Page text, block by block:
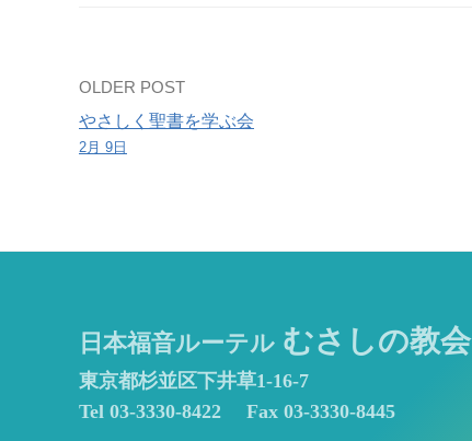
Post
navigation
OLDER POST
やさしく聖書を学ぶ会
2月 9日
日本福音ルーテル むさしの教会
東京都杉並区下井草1-16-7
Tel 03-3330-8422
Fax 03-3330-8445